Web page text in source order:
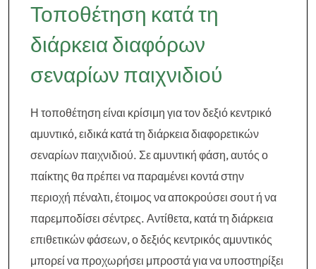
Τοποθέτηση κατά τη
διάρκεια διαφόρων
σεναρίων παιχνιδιού
Η τοποθέτηση είναι κρίσιμη για τον δεξιό κεντρικό
αμυντικό, ειδικά κατά τη διάρκεια διαφορετικών
σεναρίων παιχνιδιού. Σε αμυντική φάση, αυτός ο
παίκτης θα πρέπει να παραμένει κοντά στην
περιοχή πέναλτι, έτοιμος να αποκρούσει σουτ ή να
παρεμποδίσει σέντρες. Αντίθετα, κατά τη διάρκεια
επιθετικών φάσεων, ο δεξιός κεντρικός αμυντικός
μπορεί να προχωρήσει μπροστά για να υποστηρίξει